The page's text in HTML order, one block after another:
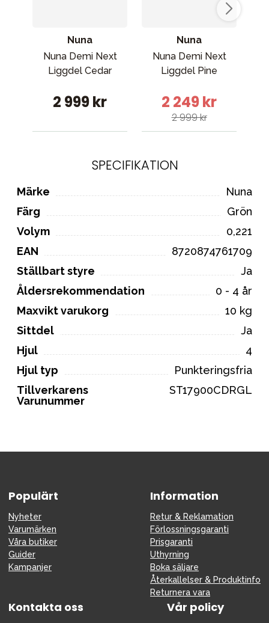
Nuna
Nuna Demi Next
Liggdel Cedar
2 999 kr
Nuna
Nuna Demi Next
Liggdel Pine
2 249 kr
2 999 kr
SPECIFIKATION
Märke
Nuna
Färg
Grön
Volym
0,221
EAN
8720874761709
Ställbart styre
Ja
Åldersrekommendation
0 - 4 år
Maxvikt varukorg
10 kg
Sittdel
Ja
Hjul
4
Hjul typ
Punkteringsfria
Tillverkarens
Varunummer
ST17900CDRGL
Populärt
Nyheter
Varumärken
Våra butiker
Guider
Kampanjer
Information
Retur & Reklamation
Förlossningsgaranti
Prisgaranti
Uthyrning
Boka säljare
Återkallelser & Produktinfo
Returnera vara
Kontakta oss Vår policy